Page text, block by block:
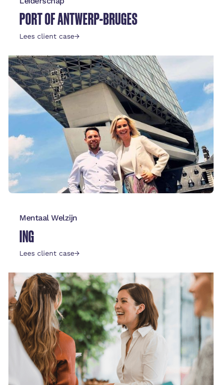
PORT OF ANTWERP-BRUGES
Lees client case→
Mentaal Welzijn
ING
Lees client case→